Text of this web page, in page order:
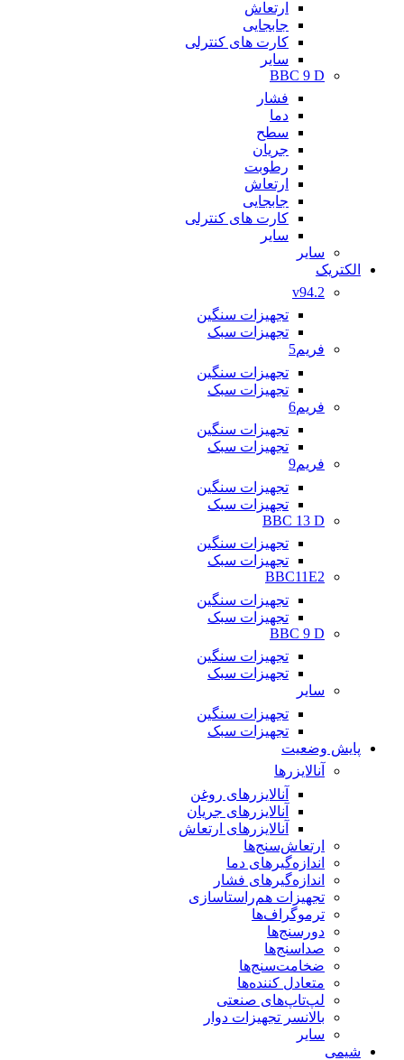
ارتعاش
جابجایی
کارت های کنترلی
سایر
BBC 9 D
فشار
دما
سطح
جریان
رطوبت
ارتعاش
جابجایی
کارت های کنترلی
سایر
سایر
الکتریک
v94.2
تجهیزات سنگین
تجهیزات سبک
فریم5
تجهیزات سنگین
تجهیزات سبک
فریم6
تجهیزات سنگین
تجهیزات سبک
فریم9
تجهیزات سنگین
تجهیزات سبک
BBC 13 D
تجهیزات سنگین
تجهیزات سبک
BBC11E2
تجهیزات سنگین
تجهیزات سبک
BBC 9 D
تجهیزات سنگین
تجهیزات سبک
سایر
تجهیزات سنگین
تجهیزات سبک
پایش وضعیت
آنالایزرها
آنالایزرهای روغن
آنالایزرهای جریان
آنالایزرهای ارتعاش
ارتعاش‌سنج‌ها
اندازه‌گیرهای دما
اندازه‌گیرهای فشار
تجهیزات هم‌راستاسازی
ترموگراف‌ها
دورسنج‌ها
صداسنج‌ها
ضخامت‌سنج‌ها
متعادل کننده‌ها
لپ‌تاپ‌های صنعتی
بالانسر تجهیزات دوار
سایر
شیمی